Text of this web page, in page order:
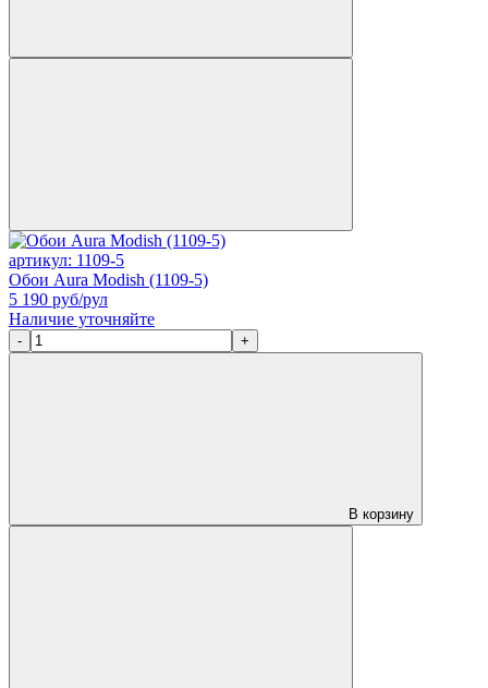
артикул: 1109-5
Обои Aura Modish (1109-5)
5 190 руб/рул
Наличие уточняйте
- +
В корзину